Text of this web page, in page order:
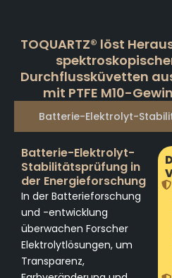
TOQUARTZ® löst
Durchflussküvetten
mit PTFE M10-
Batterie-Elektrolyt-
Batterie-Elektrolyt-
Stabilitätsprüfung in
der Energieforschung
In der Batterieforschung
und -entwicklung
überwachen Forscher
Elektrolytlösungen, um
Transparenz,